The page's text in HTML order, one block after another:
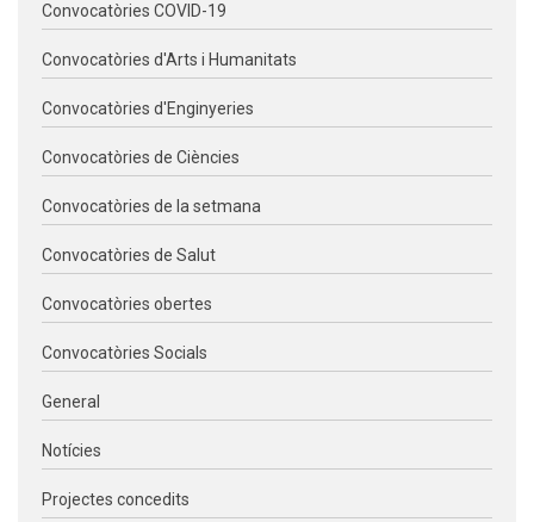
Convocatòries COVID-19
Convocatòries d'Arts i Humanitats
Convocatòries d'Enginyeries
Convocatòries de Ciències
Convocatòries de la setmana
Convocatòries de Salut
Convocatòries obertes
Convocatòries Socials
General
Notícies
Projectes concedits